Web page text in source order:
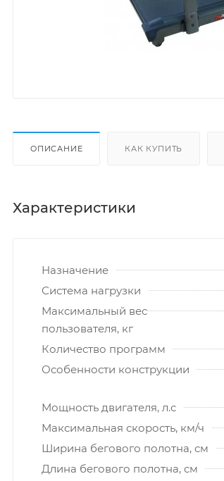
ОПИСАНИЕ КАК КУПИТЬ
Характеристики
Назначение
Система нагрузки
Максимальный вес
пользователя, кг
Количество программ
Особенности конструкции
Мощность двигателя, л.с
Максимальная скорость, км/ч
Ширина бегового полотна, см
Длина бегового полотна, см